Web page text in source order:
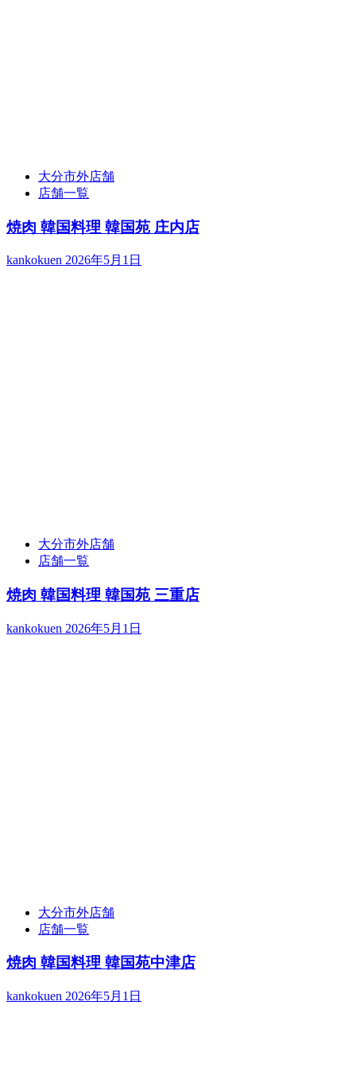
大分市外店舗
店舗一覧
焼肉 韓国料理 韓国苑 庄内店
kankokuen 2026年5月1日
大分市外店舗
店舗一覧
焼肉 韓国料理 韓国苑 三重店
kankokuen 2026年5月1日
大分市外店舗
店舗一覧
焼肉 韓国料理 韓国苑中津店
kankokuen 2026年5月1日